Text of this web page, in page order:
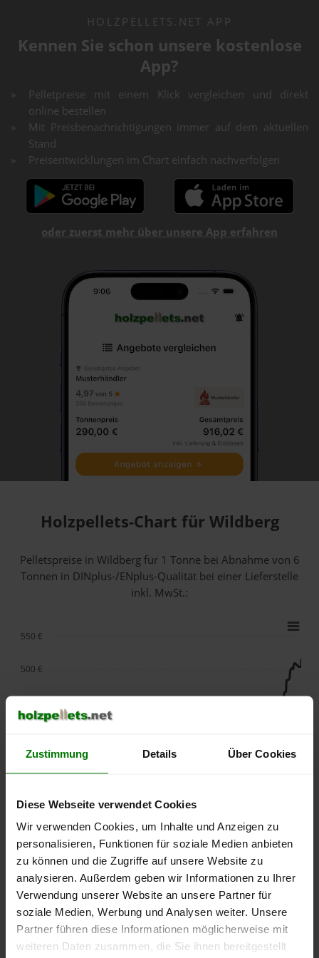
Zustimmung Details Über Cookies
Diese Webseite verwendet Cookies
Wir verwenden Cookies, um Inhalte und Anzeigen zu
personalisieren, Funktionen für soziale Medien anbieten
zu können und die Zugriffe auf unsere Website zu
analysieren. Außerdem geben wir Informationen zu Ihrer
Verwendung unserer Website an unsere Partner für
soziale Medien, Werbung und Analysen weiter. Unsere
Partner führen diese Informationen möglicherweise mit
weiteren Daten zusammen, die Sie ihnen bereitgestellt
HOLZPELLETS.NET APP
Kennen Sie schon unsere kostenlose
App?
Pelletpreise mit einem Klick vergleichen und direkt
online bestellen
Mit Preisbenachrichtigungen immer auf dem aktuellen
Stand
Preisentwicklungen im Chart einfach nachverfolgen
oder zuerst mehr über unsere App erfahren
Holzpellets-Chart für Wildberg
Pelletspreise in Wildberg für 1 Tonne bei Abnahmevon 6
Tonnen in DINplus-/ENplus-Qualität bei einer Lieferstelle
inkl. MwSt.:
lose Ware Sackware
September
Januar
Mai
250 €
300 €
500 €
550 €
Die aktuelle Preisentwicklung für Holzpellets in Deutschland
können Sie jederzeit auf unsererPelletspreise-Seite
nachvollziehen.